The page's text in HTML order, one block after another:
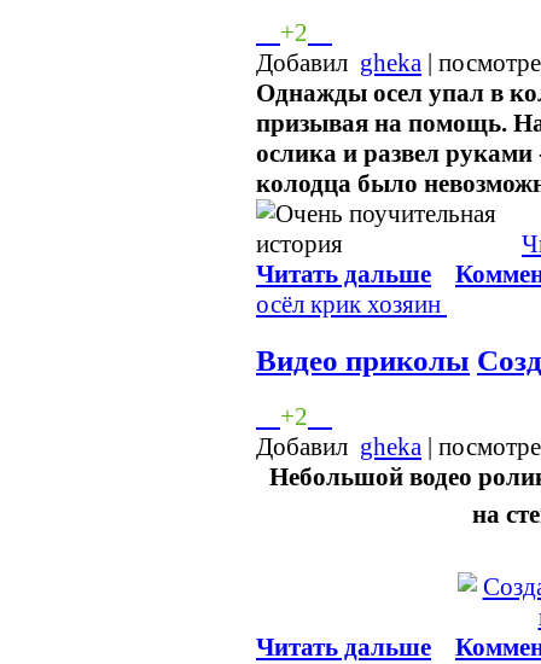
+2
Добавил gheka |
Однажды осел упал в
призывая на помощь.
ослика и развел
колодца было
Читать дальше
осёл крикхозяин
Видео приколы
+2
Добавил gheka |
Небольшой водео
на
Читать дальше